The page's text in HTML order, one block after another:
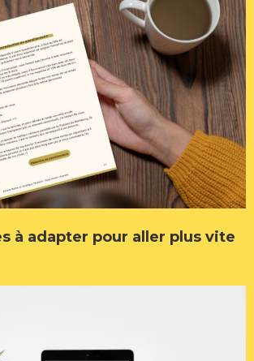
à adapter pour aller plus vite